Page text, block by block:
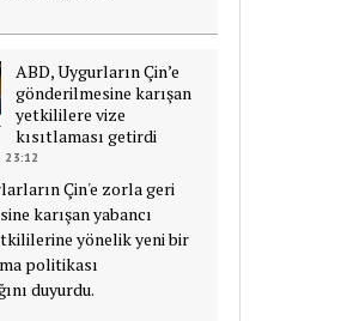
ABD, Uygurların Çin’e
gönderilmesine karışan
yetkililere vize
kısıtlaması getirdi
23:12
Çin'e zorla geri
karışan yabancı
yönelik yeni bir
politikası
duyurdu.